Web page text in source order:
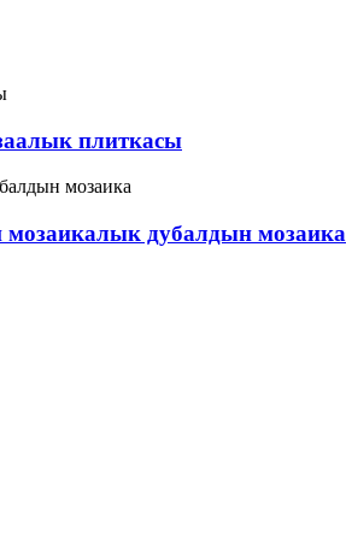
плиткасы
дубалдын мозаика